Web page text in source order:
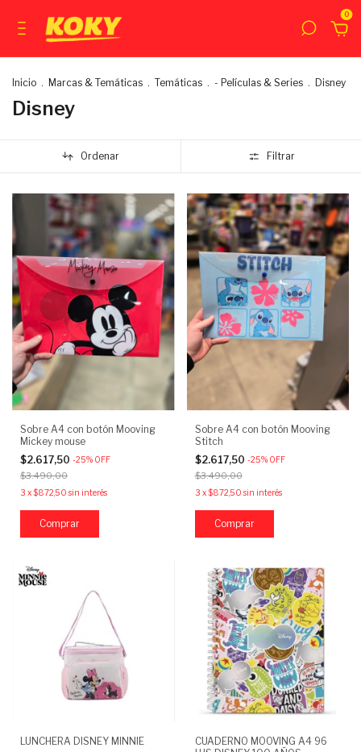
0
Inicio . Marcas & Temáticas . Temáticas . - Películas & Series . Disney
Disney
Ordenar Filtrar
Sobre A4 con botón Mooving
Mickey mouse
$2.617,50 -25% OFF
$3.490,00
3 x$872,50 sin interés
Sobre A4 con botón Mooving
Stitch
$2.617,50 -25% OFF
$3.490,00
3 x$872,50 sin interés
LUNCHERA DISNEY MINNIE
CUADERNO MOOVING A4 96